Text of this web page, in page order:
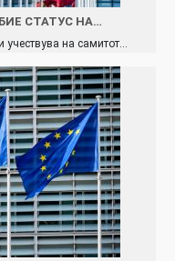
СТАТУС НА…
учествува на самитот…